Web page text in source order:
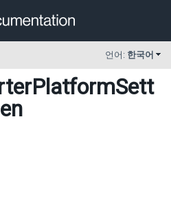
언어: 한국어